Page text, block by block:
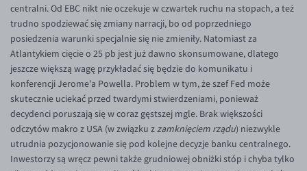
EUR/RON
EUR/SGD
EUR/TRY
EUR/ZAR
GBP/USD
USD/CHF
GBP/CHF
centralni. Od EBC nikt nie oczekuje w czwartek ruchu na stopach, a też
trudno spodziewać się zmiany narracji, bo od poprzedniego
posiedzenia warunki specjalnie się nie zmieniły. Natomiast za
Atlantykiem cięcie o 25 pb jest już dawno skonsumowane, dlatego
jeszcze większą wagę przykładać się będzie do komunikatu i
konferencji Jerome’a Powella. Problem w tym, że szef Fed może
skutecznie uciekać przed twardymi stwierdzeniami, ponieważ
decydenci poruszają się w coraz gęstszej mgle. Brak większości
odczytów makro z USA (w związku zzamknięciem rządu) niezwykle
utrudnia pozycjonowanie się pod kolejne decyzje banku centralnego.
Inwestorzy są wręcz pewni także grudniowej obniżki stóp i chyba tylko